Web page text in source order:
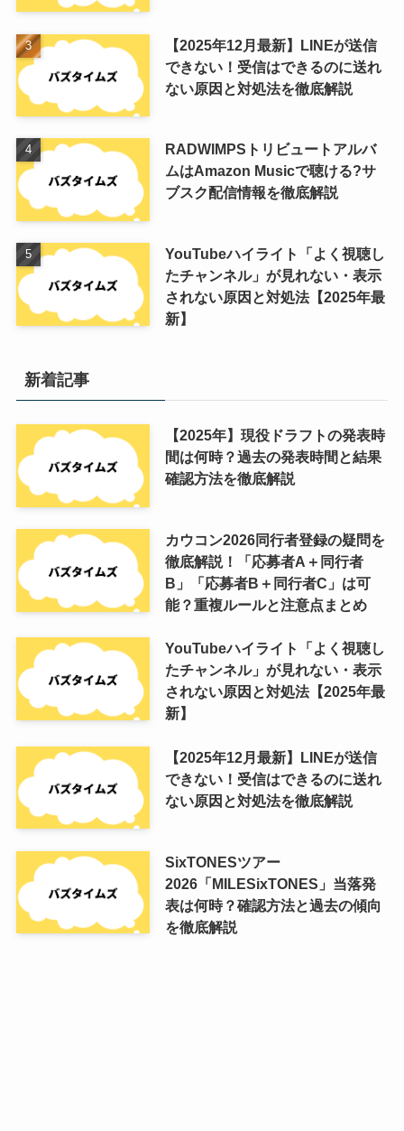
【2025年12月最新】LINEが送信
できない！受信はできるのに送れ
ない原因と対処法を徹底解説
RADWIMPSトリビュートアルバ
ムはAmazon Musicで聴ける?サ
ブスク配信情報を徹底解説
YouTubeハイライト「よく視聴し
たチャンネル」が見れない・表示
されない原因と対処法【2025年最
新】
新着記事
【2025年】現役ドラフトの発表時
間は何時？過去の発表時間と結果
確認方法を徹底解説
カウコン2026同行者登録の疑問を
徹底解説！「応募者A＋同行者
B」「応募者B＋同行者C」は可
能？重複ルールと注意点まとめ
YouTubeハイライト「よく視聴し
たチャンネル」が見れない・表示
されない原因と対処法【2025年最
新】
【2025年12月最新】LINEが送信
できない！受信はできるのに送れ
ない原因と対処法を徹底解説
SixTONESツアー
2026「MILESixTONES」当落発
表は何時？確認方法と過去の傾向
を徹底解説